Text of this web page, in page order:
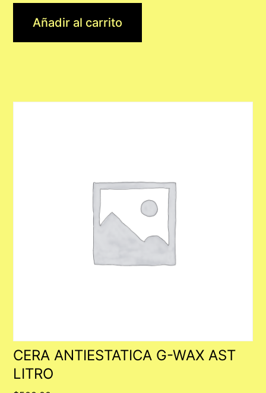
Añadir al carrito
CERA ANTIESTATICA G-WAX AST
LITRO